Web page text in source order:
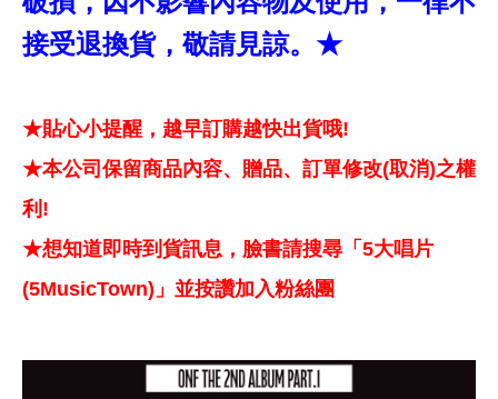
接受退換貨，敬請見諒。★
★貼心小提醒，越早訂購越快出貨哦!
★本公司保留商品內容、贈品、訂單修改(取消)之權
利!
★想知道即時到貨訊息，臉書請搜尋「5大唱片
(5MusicTown)」並按讚加入粉絲團